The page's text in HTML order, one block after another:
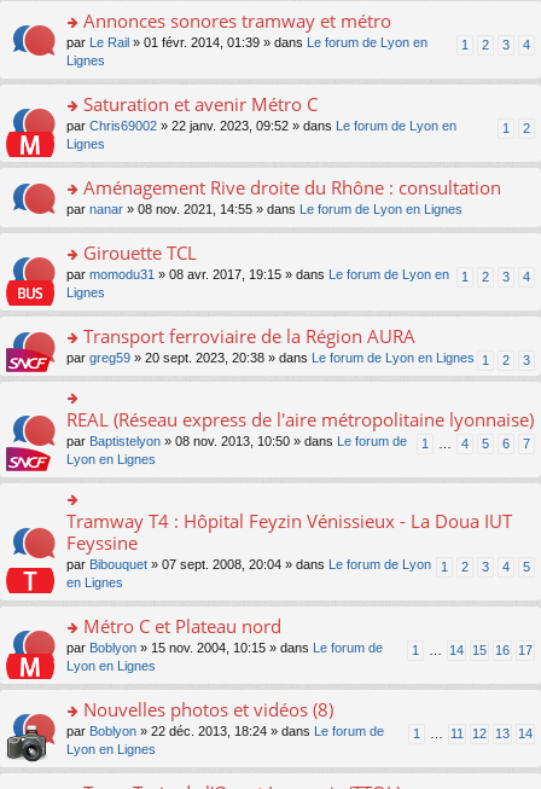
e
nt
pl
u
ré
e
nt
n
n
pl
u
ré
e
nt
a
g
e
n
o
lu
u
s
ré
e
nt
m
e
s
g
e
n
o
n
le
u
s
ré
c
nt
ult
er
le
m
e
s
s
e
n
o
n
le
s
ré
c
e
nt
o
s
er
le
m
e
s
s
e
n
o
n
lu
pl
s
ré
c
nt
Annonces sonores tramway et métro
1 2 3 4
par Le Rail » 01 févr. 2014, 01:39 » dans
Le forum de Lyon en
Lignes
o
s
er
le
m
e
s
s
e
n
o
n
lu
pl
ré
e
nt
Saturation et avenir Métro C
1 2
par Chris69002 » 22 janv. 2023, 09:52 » dans
Le forum de Lyon en
Lignes
o
n
ult
er
le
m
e
s
a
e
n
o
n
lu
le
pl
u
s
ré
c
e
nt
Aménagement Rive droite du Rhône : consultation
par nanar » 08 nov. 2021, 14:55 » dans Le forum de Lyon en Lignes
o
s
er
le
m
e
s
s
a
e
o
n
lu
le
pl
s
ré
c
e
nt
Girouette TCL
1 2 3 4
par momodu31 » 08 avr. 2017, 19:15 » dans
Le forum de Lyon en
Lignes
o
n
s
ult
er
le
m
e
s
a
e
n
lu
le
pl
s
ré
c
e
Transport ferroviaire de la Région AURA
1 2 3
par greg59 » 20 sept. 2023, 20:38 » dans Le forum de Lyon en Lignes
o
n
s
le
m
e
s
s
a
e
n
o
n
lu
le
pl
REAL (Réseau express de l'aire métropolitaine lyonnaise)
1 4 5 6 7
par Baptistelyon » 08 nov. 2013, 10:50 » dans
Le forum de
Lyon en Lignes
o
n
ult
le
m
e
s
s
g
e
n
o
Tramway T4 : Hôpital Feyzin Vénissieux - La Doua IUT
Feyssine
1 2 3 4 5
par Bibouquet » 07 sept. 2008, 20:04 » dans
Le forum de Lyon
en Lignes
o
s
er
le
m
e
Métro C et Plateau nord
1 14 15 16 17
par Boblyon » 15 nov. 2004, 10:15 » dans
Le forum de
Lyon en Lignes
o
s
Nouvelles photos et vidéos (8)
1 11 12 13 14
par Boblyon » 22 déc. 2013, 18:24 » dans
Le forum de
Lyon en Lignes